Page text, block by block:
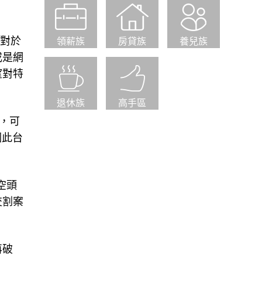
於
網
對特
可
台
頭
案
領薪族 房貸族 養兒族
退休族 高手區